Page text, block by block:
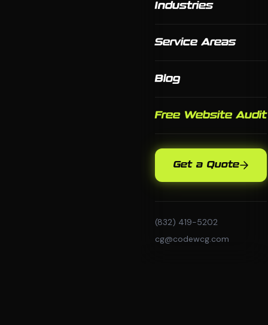
Industries
Service Areas
Blog
Free Website Audit
Get a Quote
(832) 419-5202
cg@codewcg.com